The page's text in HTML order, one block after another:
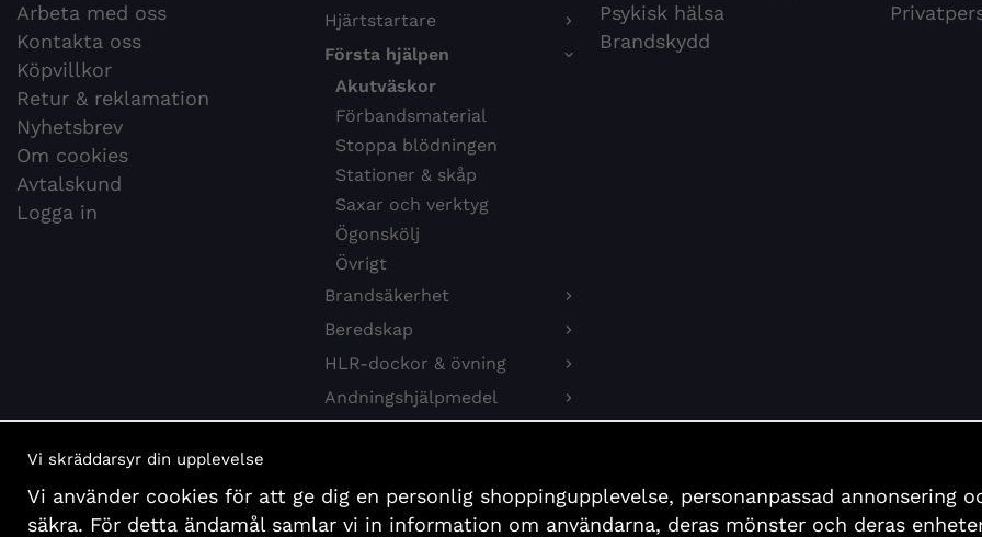
Arbeta med oss
Kontakta oss
Köpvillkor
Retur & reklamation
Nyhetsbrev
Om cookies
Avtalskund
Logga in
Hjärtstartare
Första hjälpen
Akutväskor
Förbandsmaterial
Stoppa blödningen
Stationer & skåp
Saxar och verktyg
Ögonskölj
Övrigt
Brandsäkerhet
Beredskap
HLR-dockor & övning
Andningshjälpmedel
Böcker och affischer
Psykisk hälsa
Brandskydd
Vi skräddarsyr din upplevelse
Vi använder cookies för att ge dig en personlig shoppingupplevelse, personanpassad
säkra. För detta ändamål samlar vi in information om användarna, deras mönster och deras